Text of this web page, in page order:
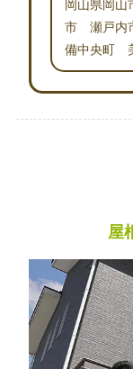
岡山県岡
市 瀬戸
備中央町
屋